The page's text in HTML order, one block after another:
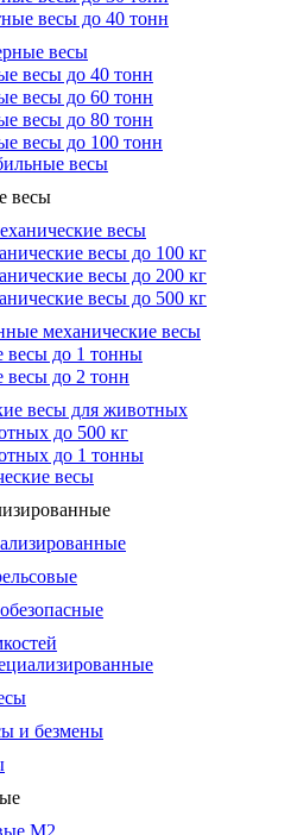
весы до 40 тонн
весы
весы до 40 тонн
весы до 60 тонн
весы до 80 тонн
весы до 100 тонн
весы
весы
весы
весы до 100 кг
весы до 200 кг
весы до 500 кг
механические весы
весы до 1 тонны
весы до 2 тонн
весы для животных
до 500 кг
до 1 тонны
весы
и безмены
М2